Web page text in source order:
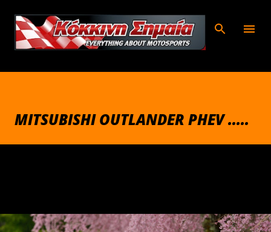
Μετάβαση στο κύριο περιεχόμενο
MITSUBISHI OUTLANDER PHEV .....